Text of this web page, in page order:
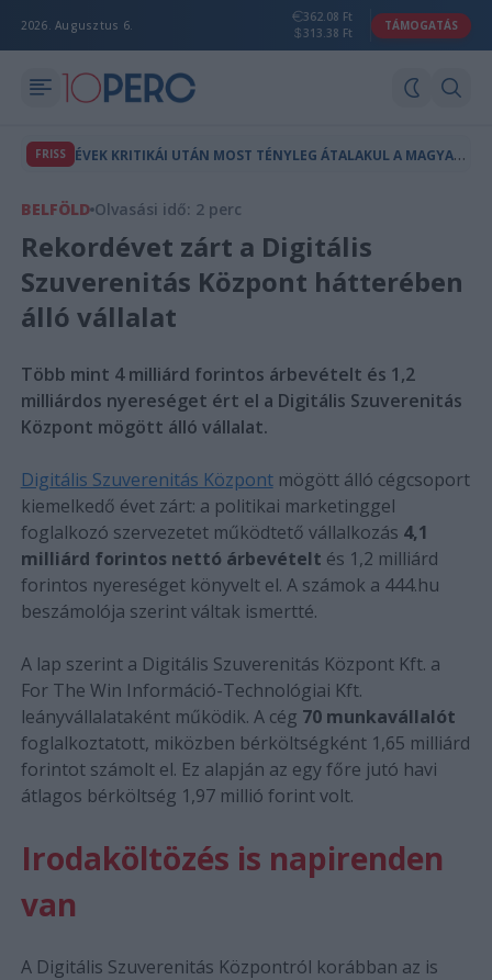
2026. Augusztus 6.
362.08 Ft
313.38 Ft
TÁMOGATÁS
FRISS É
VEK KRITIKÁI UTÁN MOST TÉNYLEG ÁTALAKUL A MAGYAR ÉRETTSÉGI
BELFÖLD Olvasási idő: 2 perc
Rekordévet zárt a Digitális
Szuverenitás Központ hátterében
álló vállalat
Több mint 4 milliárd forintos árbevételt és 1,2
milliárdos nyereséget ért el a Digitális Szuverenitás
Központ mögött álló vállalat.
Digitális Szuverenitás Központmögött álló cégcsoport
kiemelkedő évet zárt: a politikai marketinggel
foglalkozó szervezetet működtető vállalkozás 4,1
milliárd forintos nettó árbevételt és 1,2 milliárd
forintos nyereséget könyvelt el. A számok a 444.hu
beszámolója szerint váltak ismertté.
A lap szerint a Digitális Szuverenitás Központ Kft. a
For The Win Információ-Technológiai Kft.
leányvállalataként működik. A cég 70 munkavállalót
foglalkoztatott, miközben bérköltségként 1,65 milliárd
forintot számolt el. Ez alapján az egy főre jutó havi
átlagos bérköltség 1,97 millió forint volt.
Irodaköltözés is napirenden
van
A Digitális Szuverenitás Központról korábban az is